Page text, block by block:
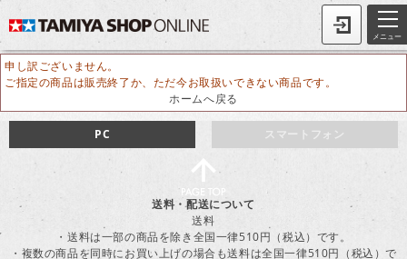
メニュー
申し訳ございません。
ご指定の商品は販売終了か、ただ今お取扱いできない商品です。
ホームへ戻る
スマートフォン
PC
送料・配送について
送料
・送料は一部の商品を除き全国一律510円（税込）です。
・複数の商品を同時にお買い上げの場合も送料は全国一律510円（税込）で